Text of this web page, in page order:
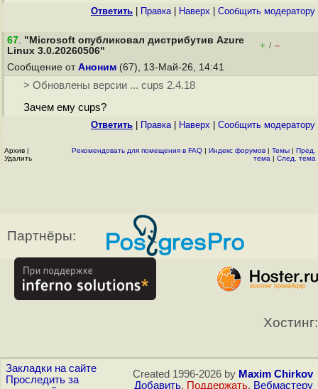
Ответить Правка| Наверх Cообщить модератору
67. "Microsoft опубликовал дистрибутив Azure
Linux 3.0.20260506"
+ / –
Сообщение от Аноним (67), 13-Май-26, 14:41
> Обновлены версии ... cups 2.4.18
Зачем ему cups?
Ответить Правка| Наверх Cообщить модератору
Архив |
Удалить
Рекомендовать для помещения в FAQ | Индекс форумов | Темы | Пред.
тема | След. тема
Партнёры:
Хостинг:
Закладки на сайте
Проследить за
Created 1996-2026 by Maxim Chirkov
Добавить, Поддержать, Вебмастеру